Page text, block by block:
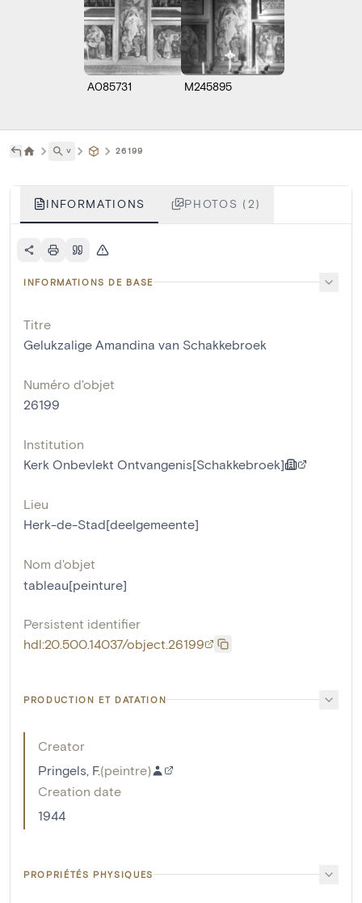
A085731 M245895
˅ 26199
INFORMATIONS PHOTOS (2)
INFORMATIONS DE BASE
Titre
Gelukzalige Amandina van Schakkebroek
Numéro d'objet
26199
Institution
Kerk Onbevlekt Ontvangenis[Schakkebroek]
Lieu
Herk-de-Stad[deelgemeente]
Nom d'objet
tableau[peinture]
Persistent identifier
hdl:20.500.14037/object.26199
PRODUCTION ET DATATION
Creator
Pringels, F.(peintre)
Creation date
1944
PROPRIÉTÉS PHYSIQUES